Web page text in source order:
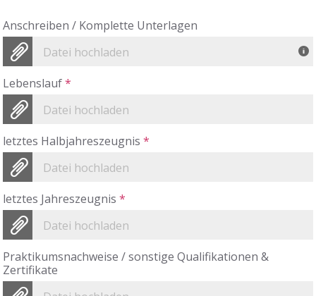
Anschreiben / Komplette Unterlagen
Datei hochladen
Lebenslauf*
Datei hochladen
letztes Halbjahreszeugnis*
Datei hochladen
letztes Jahreszeugnis*
Datei hochladen
Praktikumsnachweise / sonstige Qualifikationen &
Zertifikate